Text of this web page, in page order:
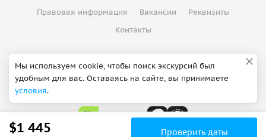
$1 445 Проверить даты
Правовая информация
Вакансии
Реквизиты
Контакты
© 2012 - 2026 ООО "Спутник"
Сделано в Петербурге
Мы используем cookie, чтобы поиск экскурсий был
удобным для вас. Оставаясь на сайте, вы принимаете
условия.